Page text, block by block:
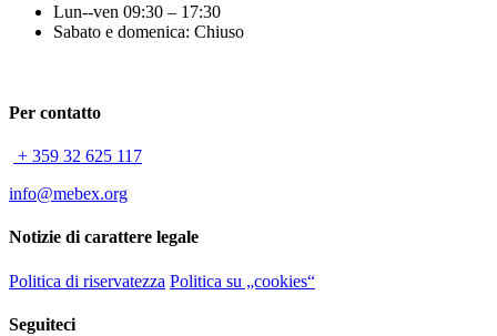
Lun--ven 09:30 – 17:30
Sabato e domenica: Chiuso
Per contatto
+ 359 32 625 117
info@mebex.org
Notizie di carattere legale
Politica di riservatezza Politica su „cookies“
Seguiteci